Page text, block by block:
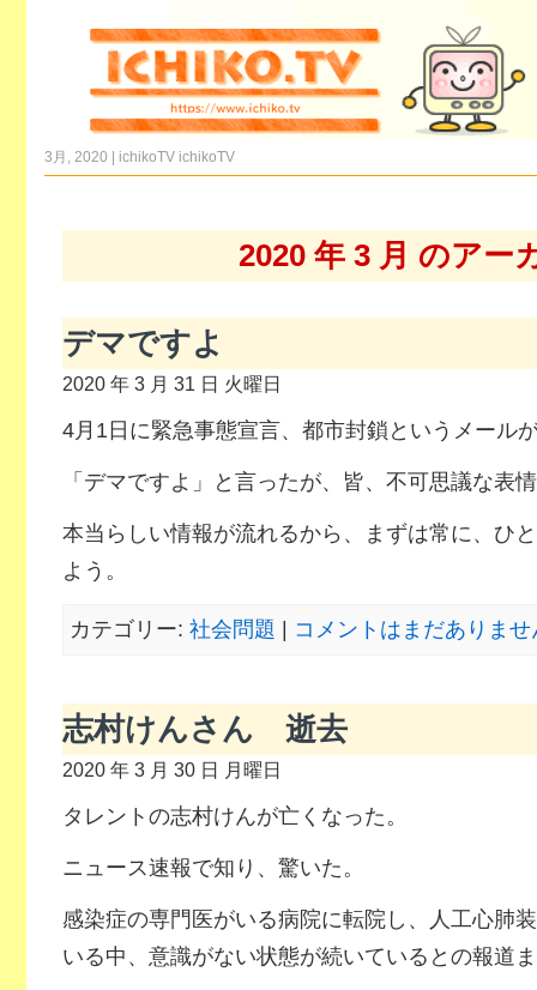
3月, 2020 | ichikoTV ichikoTV
2020 年 3 月 のアー
デマですよ
2020 年 3 月 31 日 火曜日
4月1日に緊急事態宣言、都市封鎖というメール
「デマですよ」と言ったが、皆、不可思議な表
本当らしい情報が流れるから、まずは常に、ひ
よう。
カテゴリー: 社会問題 コメントはまだありませ
志村けんさん 逝去
2020 年 3 月 30 日 月曜日
タレントの志村けんが亡くなった。
ニュース速報で知り、驚いた。
感染症の専門医がいる病院に転院し、人工心肺
いる中、意識がない状態が続いているとの報道